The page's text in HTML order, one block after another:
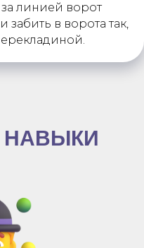
линией ворот
в ворота так,